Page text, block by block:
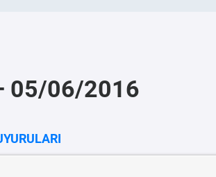
05/06/2016